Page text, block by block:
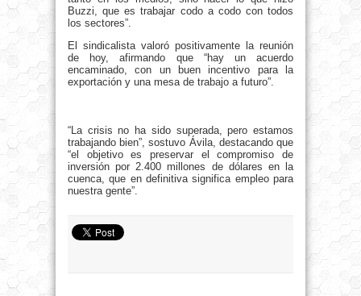
Buzzi, que es trabajar codo a codo con todos
los sectores”.
El sindicalista valoró positivamente la reunión
de hoy, afirmando que “hay un acuerdo
encaminado, con un buen incentivo para la
exportación y una mesa de trabajo a futuro”.
“La crisis no ha sido superada, pero estamos
trabajando bien”, sostuvo Ávila, destacando que
“el objetivo es preservar el compromiso de
inversión por 2.400 millones de dólares en la
cuenca, que en definitiva significa empleo para
nuestra gente”.